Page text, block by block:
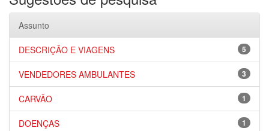
Assunto
5
DESCRIÇÃO E VIAGENS
3
VENDEDORES AMBULANTES
1
CARVÃO
1
DOENÇAS